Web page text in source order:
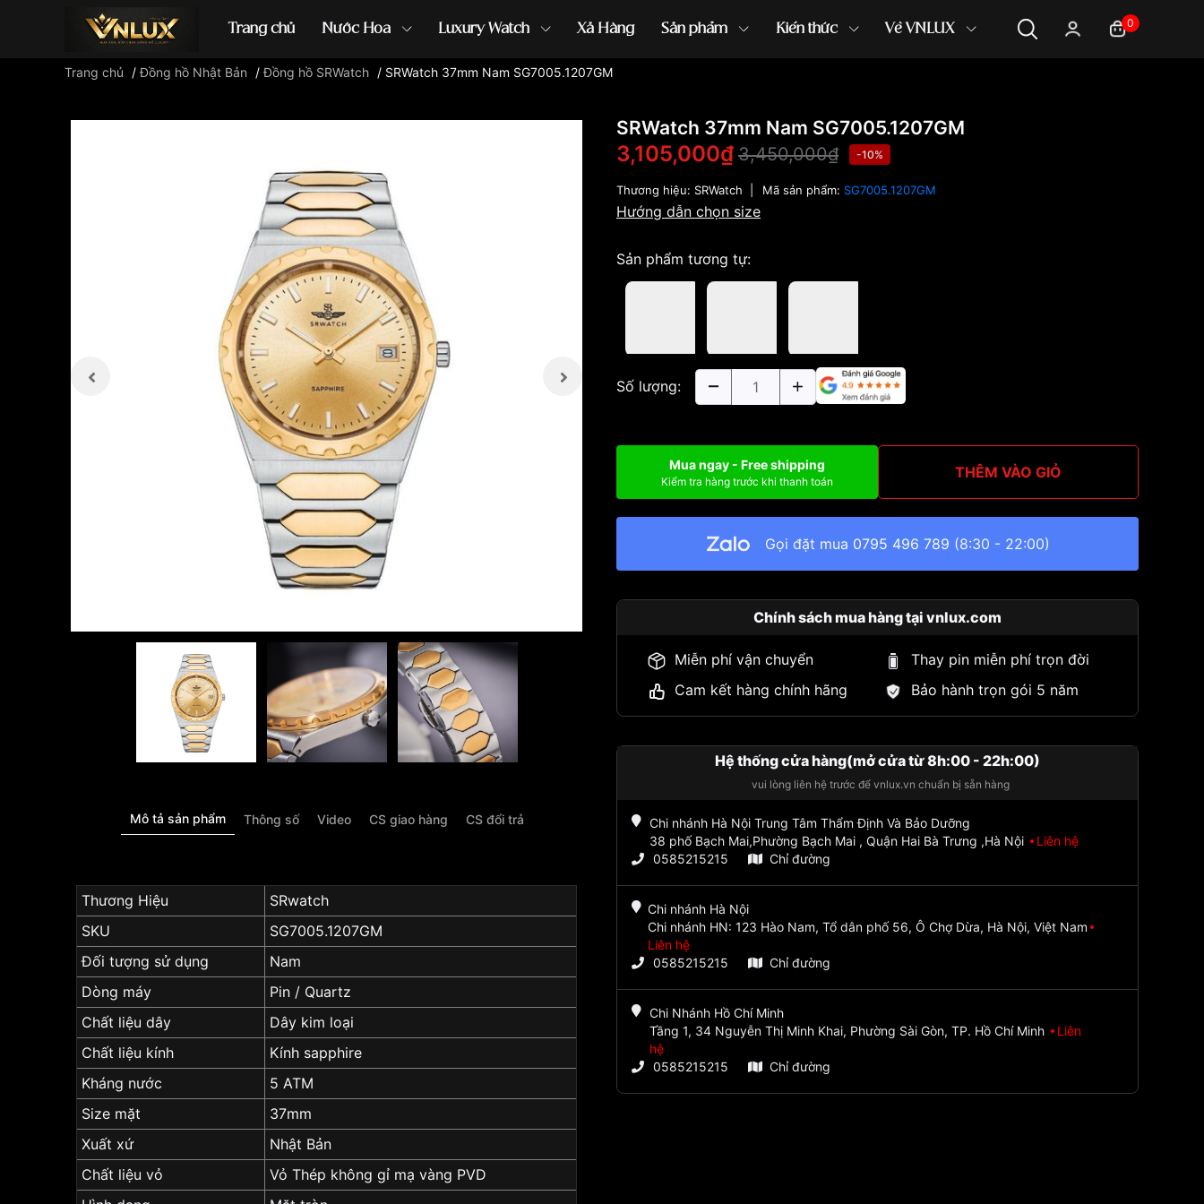
Trang chủ Nước Hoa Luxury Watch Xả Hàng Sản phẩm Kiến thức Về VNLUX 0
Đồng hồ casio đồng hồ G-Shock đồng hồ Orient ...
Trang chủ /Đồng hồ Nhật Bản /Đồng hồ SRWatch / SRWatch 37mm Nam SG7005.1207GM
Mô tả sản phẩm Thông số Video CS giao hàng CS đổi trả
Thương Hiệu
SRwatch
SKU
SG7005.1207GM
Đối tượng sử dụng
Nam
Dòng máy
Pin / Quartz
Chất liệu dây
Dây kim loại
Chất liệu kính
Kính sapphire
Kháng nước
5 ATM
Size mặt
37mm
Xuất xứ
Nhật Bản
Chất liệu vỏ
Vỏ Thép không gỉ mạ vàng PVD
SRWatch 37mm Nam SG7005.1207GM
3,105,000₫ 3,450,000₫ -10%
Thương hiệu: SRWatch Mã sản phẩm: SG7005.1207GM
Hướng dẫn chọn size
Sản phẩm tương tự:
Số lượng:
Mua ngay - Free shipping
Kiểm tra hàng trước khi thanh toán THÊM VÀO GIỎ
Gọi đặt mua 0795 496 789 (8:30 - 22:00)
Chính sách mua hàng tại vnlux.com
Miễn phí vận chuyển
Thay pin miễn phí trọn đời
Cam kết hàng chính hãng
Bảo hành trọn gói 5 năm
Hệ thống cửa hàng(mở cửa từ 8h:00 - 22h:00)
vui lòng liên hệ trước để vnlux.vn chuẩn bị sẵn hàng
Chi nhánh Hà Nội Trung Tâm Thẩm Định Và Bảo Dưỡng
38 phố Bạch Mai,Phường Bạch Mai , Quận Hai Bà Trưng ,Hà Nội
Liên hệ
0585215215
Chỉ đường
Chi nhánh Hà Nội
Chi nhánh HN: 123 Hào Nam, Tổ dân phố 56, Ô Chợ Dừa, Hà Nội, Việt Nam
Liên hệ
0585215215
Chỉ đường
Chi Nhánh Hồ Chí Minh
Tầng 1, 34 Nguyễn Thị Minh Khai, Phường Sài Gòn, TP. Hồ Chí Minh
Liên
hệ
0585215215
Chỉ đường